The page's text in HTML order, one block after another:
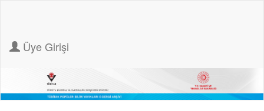
Üye Girişi